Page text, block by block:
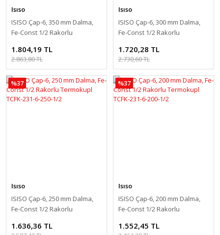
Isıso
ISISO Çap-6, 350 mm Dalma,
Fe-Const 1/2 Rakorlu
1.804,19 TL
2.863,80 TL
Isıso
ISISO Çap-6, 300 mm Dalma,
Fe-Const 1/2 Rakorlu
1.720,28 TL
2.730,60 TL
%37
Isıso
ISISO Çap-6, 250 mm Dalma,
Fe-Const 1/2 Rakorlu
1.636,36 TL
%37
Isıso
ISISO Çap-6, 200 mm Dalma,
Fe-Const 1/2 Rakorlu
1.552,45 TL